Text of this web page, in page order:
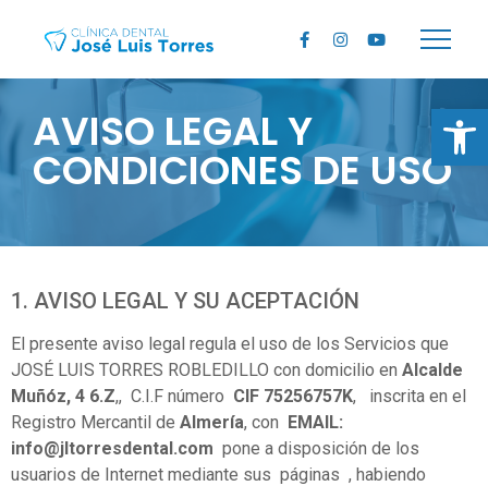
AVISO LEGAL Y
CONDICIONES DE USO
1. AVISO LEGAL Y SU ACEPTACIÓN
El presente aviso legal regula el uso de los Servicios que
JOSÉ LUIS TORRES ROBLEDILLO con domicilio en Alcalde
Muñóz, 4 6.Z,, C.I.F número CIF 75256757K, inscrita en el
Registro Mercantil de Almería, con EMAIL:
info@jltorresdental.com pone a disposición de los
usuarios de Internet mediante sus páginas , habiendo